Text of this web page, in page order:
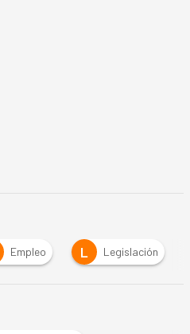
Empleo L Legislación